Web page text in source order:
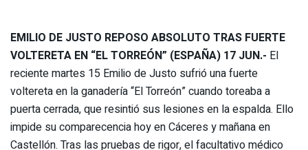
EMILIO DE JUSTO REPOSO ABSOLUTO TRAS FUERTE
VOLTERETA EN “EL TORREÓN” (ESPAÑA) 17 JUN.- El
reciente martes 15 Emilio de Justo sufrió una fuerte
voltereta en la ganadería “El Torreón” cuando toreaba a
puerta cerrada, que resintió sus lesiones en la espalda. Ello
impide su comparecencia hoy en Cáceres y mañana en
Castellón. Tras las pruebas de rigor, el facultativo médico